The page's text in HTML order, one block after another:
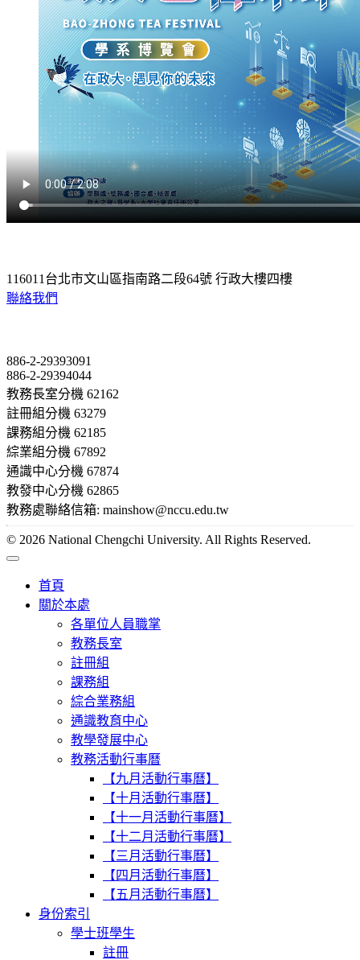
116011台北市文山區指南路二段64號 行政大樓四樓
聯絡我們
886-2-29393091
886-2-29394044
教務長室分機 62162
註冊組分機 63279
課務組分機 62185
綜業組分機 67892
通識中心分機 67874
教發中心分機 62865
教務處聯絡信箱: mainshow@nccu.edu.tw
© 2026 National Chengchi University. All Rights Reserved.
首頁
關於本處
各單位人員職掌
教務長室
註冊組
課務組
綜合業務組
通識教育中心
教學發展中心
教務活動行事曆
【九月活動行事曆】
【十月活動行事曆】
【十一月活動行事曆】
【十二月活動行事曆】
【三月活動行事曆】
【四月活動行事曆】
【五月活動行事曆】
身份索引
學士班學生
註冊